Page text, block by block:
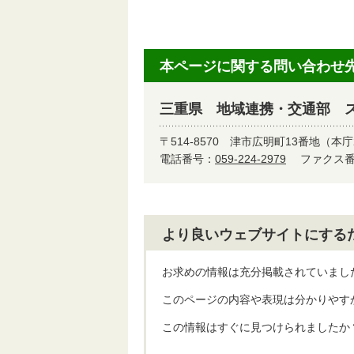
本ページに関する問い合わせ
三重県 地域連携・交通部
〒514-8570 津市広明町13番地（本
電話番号： 059-224-2979 ファクス
より良いウェブサイトにす
お求めの情報は充分掲載されていまし
このページの内容や表現は分かりや
この情報はすぐに見つけられましたか